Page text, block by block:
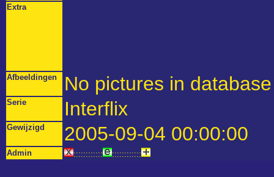
Extra
Afbeeldingen No pictures in
Serie Interflix
Gewijzigd 2005-09-04 00:00:00
Admin :::::::::::: ::::::::::::